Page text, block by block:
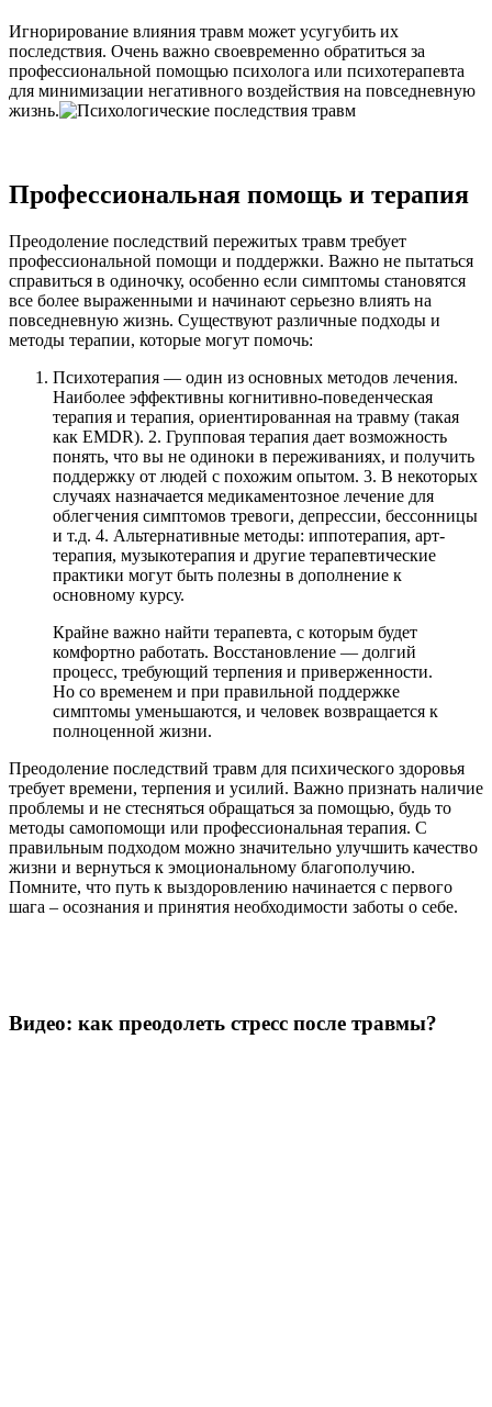
Игнорирование влияния травм может усугубить их
последствия. Очень важно своевременно обратиться за
профессиональной помощью психолога или психотерапевта
для минимизации негативного воздействия на повседневную
жизнь.
Профессиональная помощь и терапия
Преодоление последствий пережитых травм требует
профессиональной помощи и поддержки. Важно не пытаться
справиться в одиночку, особенно если симптомы становятся
все более выраженными и начинают серьезно влиять на
повседневную жизнь. Существуют различные подходы и
методы терапии, которые могут помочь:
Психотерапия — один из основных методов лечения.
Наиболее эффективны когнитивно-поведенческая
терапия и терапия, ориентированная на травму (такая
как EMDR). 2. Групповая терапия дает возможность
понять, что вы не одиноки в переживаниях, и получить
поддержку от людей с похожим опытом. 3. В некоторых
случаях назначается медикаментозное лечение для
облегчения симптомов тревоги, депрессии, бессонницы
и т.д. 4. Альтернативные методы: иппотерапия, арт-
терапия, музыкотерапия и другие терапевтические
практики могут быть полезны в дополнение к
основному курсу.
Крайне важно найти терапевта, с которым будет
комфортно работать. Восстановление — долгий
процесс, требующий терпения и приверженности.
Но со временем и при правильной поддержке
симптомы уменьшаются, и человек возвращается к
полноценной жизни.
Преодоление последствий травм для психического здоровья
требует времени, терпения и усилий. Важно признать наличие
проблемы и не стесняться обращаться за помощью, будь то
методы самопомощи или профессиональная терапия. С
правильным подходом можно значительно улучшить качество
жизни и вернуться к эмоциональному благополучию.
Помните, что путь к выздоровлению начинается с первого
шага – осознания и принятия необходимости заботы о себе.
Видео: как преодолеть стресс после травмы?